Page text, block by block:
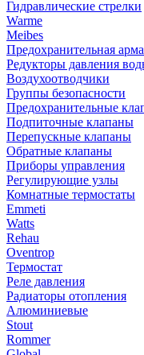
Гидравлические стрелки
Warme
Meibes
Предохранительная
Редукторы давления
Воздухоотводчики
Группы безопасности
Предохранительные
Подпиточные клапаны
Перепускные клапаны
Обратные клапаны
Приборы управления
Регулирующие узлы
Комнатные термостаты
Emmeti
Watts
Rehau
Oventrop
Термостат
Реле давления
Радиаторы отопления
Алюминиевые
Stout
Rommer